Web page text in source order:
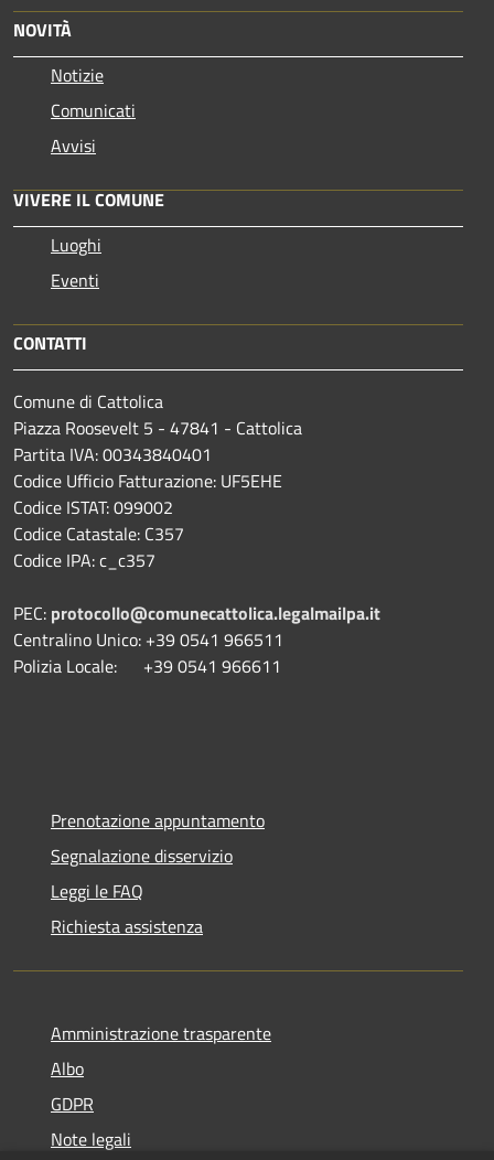
NOVITÀ
Notizie
Comunicati
Avvisi
VIVERE IL COMUNE
Luoghi
Eventi
CONTATTI
Comune di Cattolica
Piazza Roosevelt 5 - 47841 - Cattolica
Partita IVA: 00343840401
Codice Ufficio Fatturazione: UF5EHE
Codice ISTAT: 099002
Codice Catastale: C357
Codice IPA: c_c357
PEC: protocollo@comunecattolica.legalmailpa.it
Centralino Unico: +39 0541 966511
Polizia Locale: +39 0541 966611
Prenotazione appuntamento
Segnalazione disservizio
Leggi le FAQ
Richiesta assistenza
Amministrazione trasparente
Albo
GDPR
Note legali